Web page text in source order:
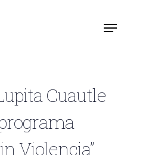
Cuautle
Violencia”